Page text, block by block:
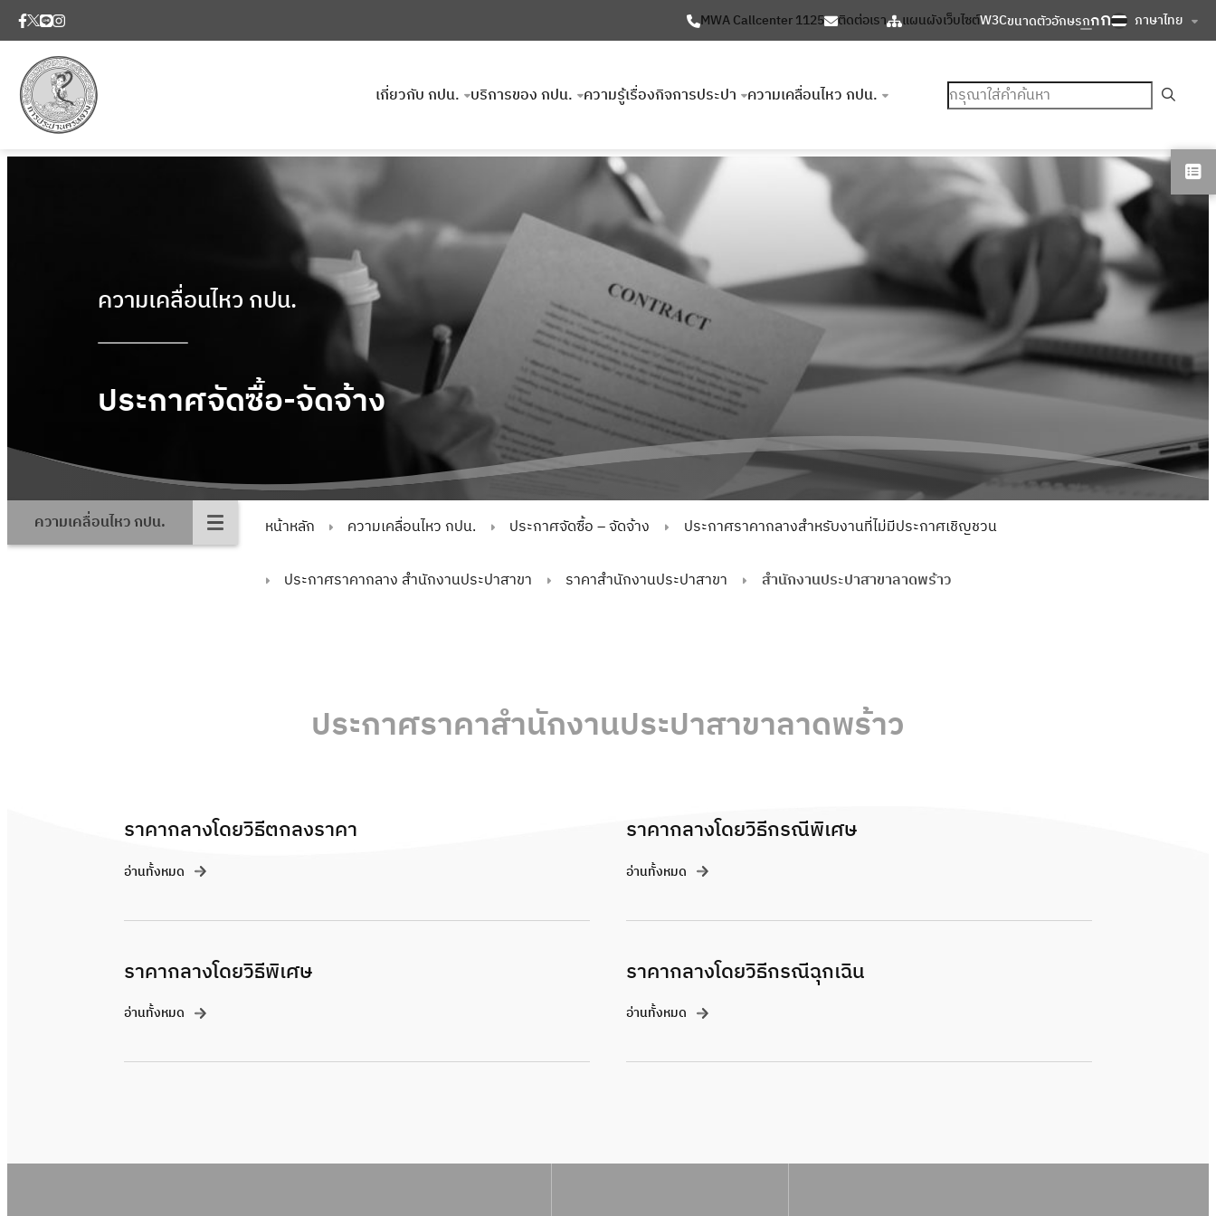
MWA Callcenter 1125 ติดต่อเรา แผนผังเว็บไซต์W3Cขนาดตัวอักษรกกก ภาษาไทย
เกี่ยวกับ กปน. บริการของ กปน. ความรู้เรื่องกิจการประปา ความเคลื่อนไหว กปน. ค้นหา
ความเคลื่อนไหว กปน.
ประกาศจัดซื้อ-จัดจ้าง
ความเคลื่อนไหว กปน. หน้าหลัก ความเคลื่อนไหว กปน. ประกาศจัดซื้อ – จัดจ้าง ประกาศราคากลางสำหรับงานที่ไม่มีประกาศเชิญชวน
ประกาศราคากลาง สำนักงานประปาสาขา ราคาสำนักงานประปาสาขา สำนักงานประปาสาขาลาดพร้าว
ประกาศราคาสำนักงานประปาสาขาลาดพร้าว
ราคากลางโดยวิธีตกลงราคา
อ่านทั้งหมด
ราคากลางโดยวิธีกรณีพิเศษ
อ่านทั้งหมด
ราคากลางโดยวิธีพิเศษ
อ่านทั้งหมด
ราคากลางโดยวิธีกรณีฉุกเฉิน
อ่านทั้งหมด